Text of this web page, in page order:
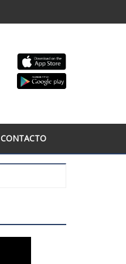
CONTACTO